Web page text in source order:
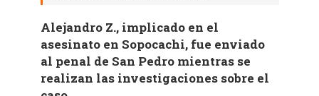
Alejandro Z., implicado en el
asesinato en Sopocachi, fue enviado
al penal de San Pedro mientras se
realizan las investigaciones sobre el